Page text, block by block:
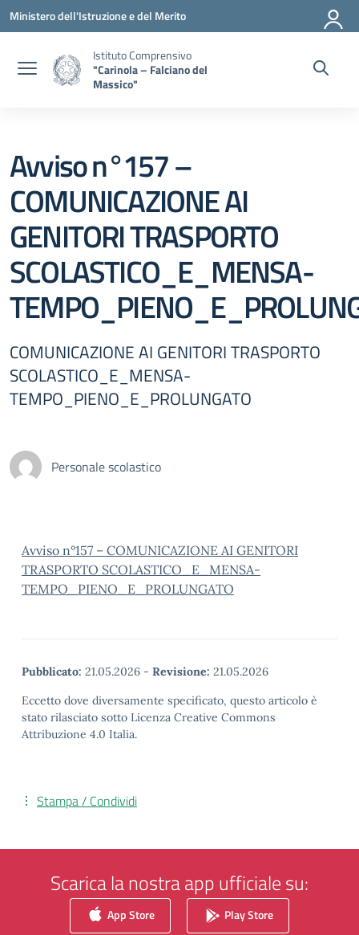
Vai ai contenuti
Vai al menu di navigazione
Vai al footer
Ministero dell'Istruzione e del Merito
Istituto Comprensivo
"Carinola – Falciano del
Massico"
Avviso n°157 –
COMUNICAZIONE AI
GENITORI TRASPORTO
SCOLASTICO_E_MENSA-
COMUNICAZIONE AI GENITORI TRASPORTO
SCOLASTICO_E_MENSA-
TEMPO_PIENO_E_PROLUNGATO
Personale scolastico
Avviso n°157 – COMUNICAZIONE AI GENITORI
TRASPORTO SCOLASTICO_E_MENSA-
TEMPO_PIENO_E_PROLUNGATO
Pubblicato: 21.05.2026 - Revisione: 21.05.2026
Eccetto dove diversamente specificato, questo articolo è
stato rilasciato sotto Licenza Creative Commons
Attribuzione 4.0 Italia.
Stampa / Condividi
Scarica la nostra app ufficiale su:
App Store Play Store